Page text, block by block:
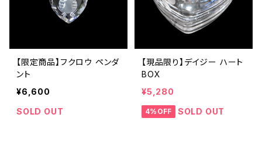
【限定商品】フクロウ ペンダ
ント
¥6,600
SOLD OUT
【現品限り】デイジー ハート
BOX
¥5,280
4%OFF SOLD OUT